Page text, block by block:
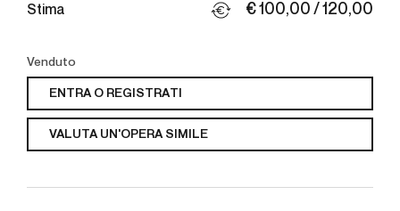
€ 100,00 / 120,00
Stima
Venduto
ENTRA O REGISTRATI
VALUTA UN'OPERA SIMILE